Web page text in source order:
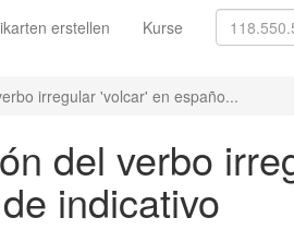
erstellen Kurse
irregular 'volcar' en españo...
del verbo
indicativo